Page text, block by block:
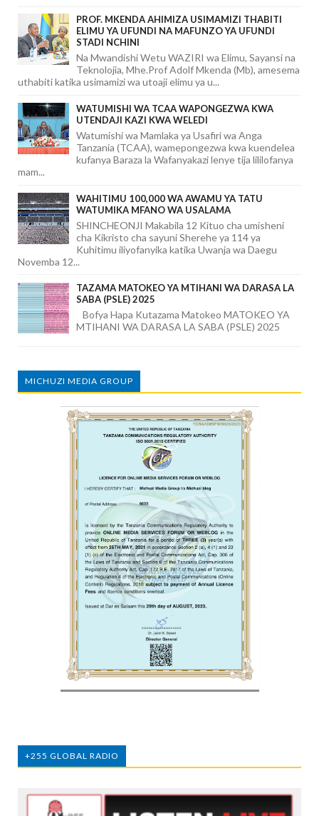
PROF. MKENDA AHIMIZA USIMAMIZI THABITI
ELIMU YA UFUNDI NA MAFUNZO YA UFUNDI
STADI NCHINI
Na Mwandishi Wetu WAZIRI wa Elimu, Sayansi na
Teknolojia, Mhe.Prof Adolf Mkenda (Mb), amesema
uthabiti katika usimamizi wa utoaji elimu ya u...
WATUMISHI WA TCAA WAPONGEZWA KWA
UTENDAJI KAZI KWA WELEDI
Watumishi wa Mamlaka ya Usafiri wa Anga
Tanzania (TCAA), wamepongezwa kwa kuendelea
kufanya Baraza la Wafanyakazi lenye tija lililofanya
mam...
WAHITIMU 100,000 WA AWAMU YA TATU
WATUMIKA MFANO WA USALAMA
SHINCHEONJI Makabila 12 Kituo cha umisheni
cha Kikristo cha sayuni Sherehe ya 114 ya
Kuhitimu iliyofanyika katika Uwanja wa Daegu
Novemba 12...
TAZAMA MATOKEO YA MTIHANI WA DARASA LA
SABA (PSLE) 2025
Bofya Hapa Kutazama Matokeo MATOKEO YA
MTIHANI WA DARASA LA SABA (PSLE) 2025
MICHUZI MEDIA GROUP
+255 GLOBAL RADIO